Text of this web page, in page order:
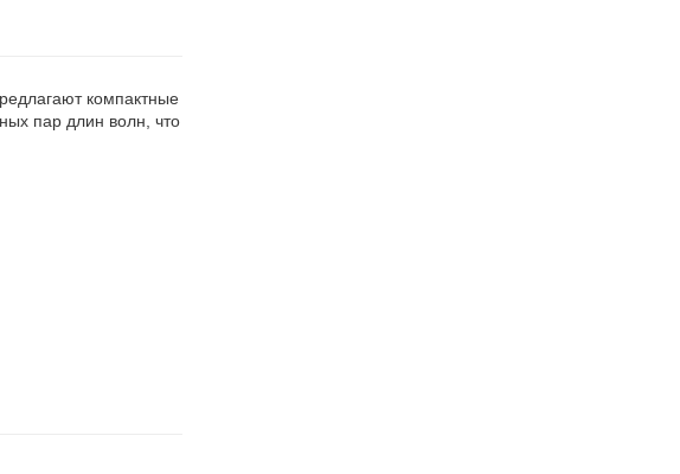
компактные
пар длин волн, что